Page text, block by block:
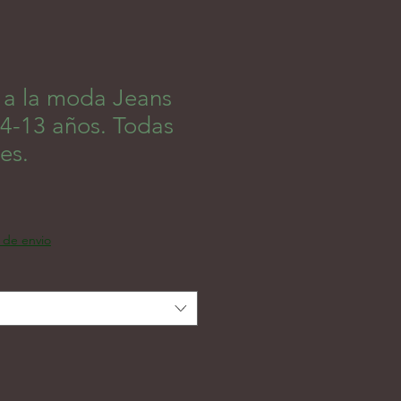
la moda Jeans
13 años. Todas
de envio